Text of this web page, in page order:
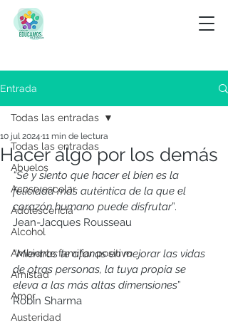
Entrada
Todas las entradas
Abuelos
Acoso escolar
Adolescencia
Alcohol
Ambiente familiar positivo
Amistad
Amor
Austeridad
Todas las entradas
Hacer algo por los demás
10 jul 2024 11 min de lectura
“Sé y siento que hacer el bien es la
felicidad más auténtica de la que el
corazón humano puede disfrutar”.
Jean-Jacques Rousseau
“Mientras te afanas en mejorar las vidas
de otras personas, la tuya propia se
eleva a las más altas dimensiones”
Robin Sharma